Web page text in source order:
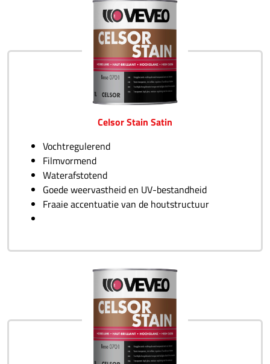
Celsor Stain Satin
Vochtregulerend
Filmvormend
Waterafstotend
Goede weervastheid en UV-bestandheid
Fraaie accentuatie van de houtstructuur